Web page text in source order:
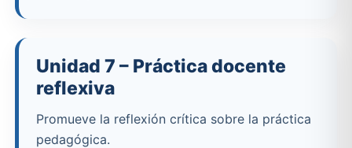
Unidad 7 – Práctica docente
reflexiva
Promueve la reflexión crítica sobre la práctica
pedagógica.